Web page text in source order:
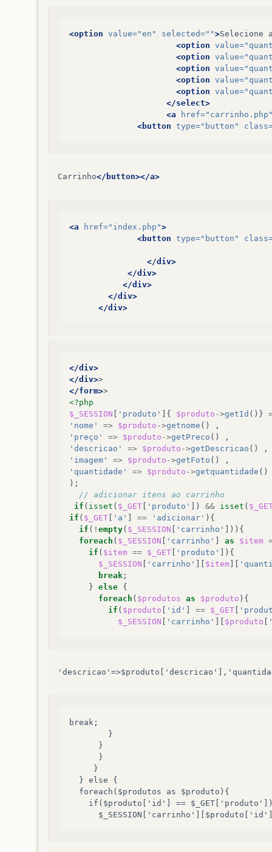
<option value="en" selected="">Selecione
<option value=
<option value=
<option value=
<option value=
<option value=
</select>
<a
href=
<button type="button"
Carrinho</button></a>
<a href="index.php">
<button type="button"
</div>
</div>
</div>
</div>
</div>
</div>
</div>>
</form>>
<?php
$_SESSION
'produto' ]{ $produto ->getId ()}
'nome'
=> $produto ->getnome ()
,
'preço'
=> $produto ->getPreco ()
,
'descricao'
=> $produto ->getDescricao ()
,
'imagem'
=> $produto ->getFoto ()
,
'quantidade'
=> $produto ->getquantidade ()
);
// adicionar itens ao carrinho
if ( isset ( $_GET 'produto' ]) && isset (
if ( $_GET 'a' == 'adicionar' ){
if ( ! empty( $_SESSION 'carrinho'
])){
foreach ( $_SESSION 'carrinho' as $item
if ( $item == $_GET 'produto'
]){
$_SESSION
'carrinho' $item
break ;
} else {
foreach ( $produtos as $produto ){
if ( $produto 'id' == $_GET
$_SESSION
'carrinho' $produto
break;
        }
      }
      }
     }
  } else {
  foreach($produtos as $produto){
if($produto['id'] ==